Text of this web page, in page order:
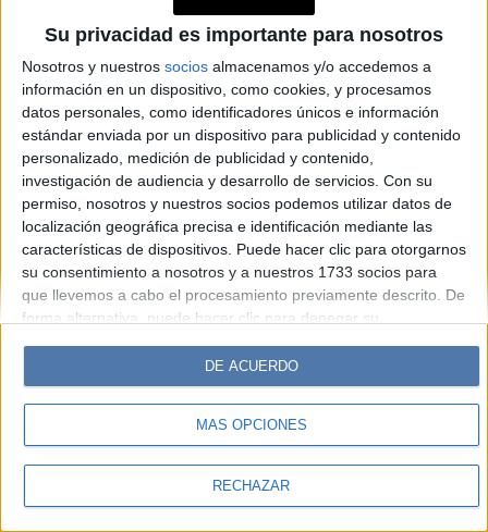
Su privacidad es importante para nosotros
Nosotros y nuestros socios almacenamos y/o accedemos a
información en un dispositivo, como cookies, y procesamos
datos personales, como identificadores únicos e información
estándar enviada por un dispositivo para publicidad y contenido
personalizado, medición de publicidad y contenido,
investigación de audiencia y desarrollo de servicios. Con su
permiso, nosotros y nuestros socios podemos utilizar datos de
localización geográfica precisa e identificación mediante las
características de dispositivos. Puede hacer clic para otorgarnos
su consentimiento a nosotros y a nuestros 1733 socios para
que llevemos a cabo el procesamiento previamente descrito. De
forma alternativa, puede hacer clic para denegar su
cambiar sus preferencias antes de otorgar su consentimiento.
Tenga en cuenta que algún procesamiento de sus datos
personales puede no requerir de su consentimiento, pero usted
tiene el derecho de rechazar tal procesamiento. Sus
sus preferencias o retirar su consentimiento en cualquier
MÁS OPCIONES
RECHAZAR
DE ACUERDO
Weekend Parabrisas
Look
Luz Mía Lunateen Break BATimes
© Perfil.com 2006-2019 - Todos los derechos reservados
Registro de Propiedad Intelectual: Nro. 5346433